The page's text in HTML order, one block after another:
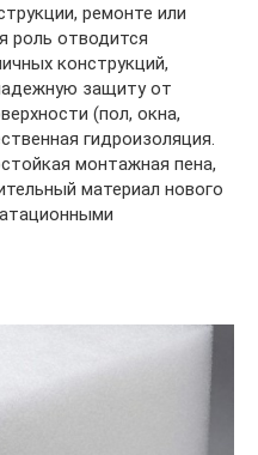
ремонте или
роль отводится
конструкций,
защиту от
(пол, окна,
гидроизоляция.
монтажная пена,
материал нового